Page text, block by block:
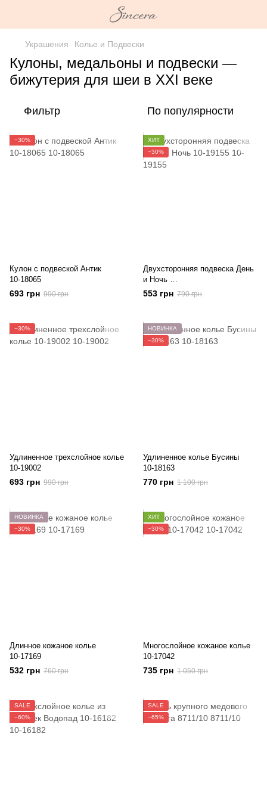
Украшения Колье и Подвески
Кулоны, медальоны и подвески —
бижутерия для шеи в ХХI веке
Фильтр По популярности
−30%
Кулон с подвеской Антик
10-18065
693 грн 990 грн
ХИТ
−30%
Двухсторонняя подвеска День
и Ночь
10-19155
553 грн 790 грн
−30%
Удлиненное трехслойное колье
10-19002
693 грн 990 грн
НОВИНКА
−30%
Удлиненное колье Бусины
10-18163
770 грн 1 100 грн
НОВИНКА
−30%
Длинное кожаное колье
10-17169
532 грн 760 грн
ХИТ
−30%
Многослойное кожаное колье
10-17042
735 грн 1 050 грн
SALE
−60%
SALE
−65%